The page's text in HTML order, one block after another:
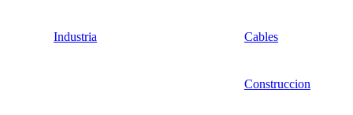
Industria Cables
Construccion